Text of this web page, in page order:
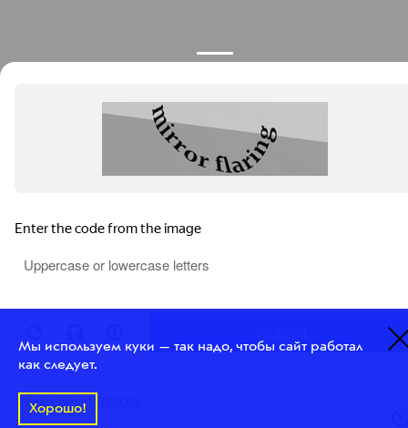
Мы используем куки — так надо, чтобы сайт работал
как следует.
Хорошо!